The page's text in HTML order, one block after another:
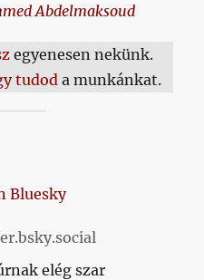
Abdelmaksoud
egyenesen nekünk.
tudod a munkánkat.
Bluesky
elég szar